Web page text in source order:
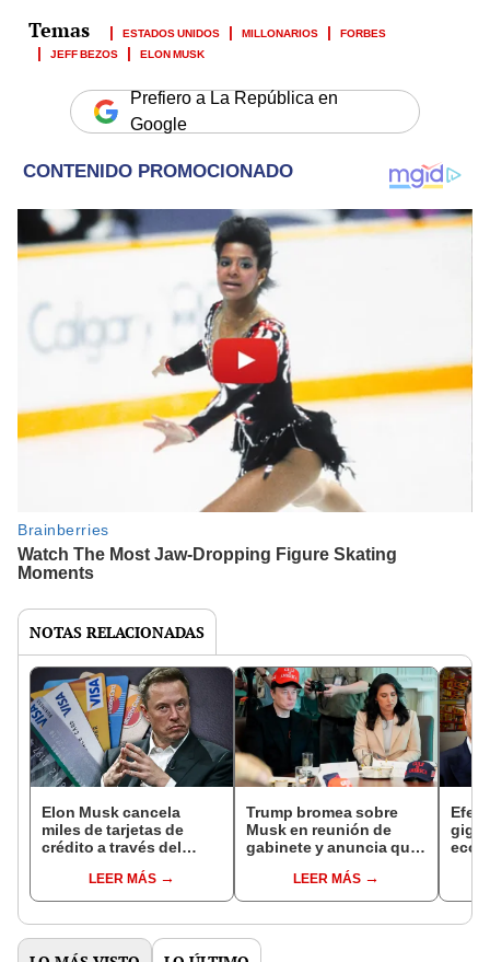
ESTADOS UNIDOS MILLONARIOS
FORBES
JEFF BEZOS
ELON MUSK
Prefiero a La República en
Google
NOTAS RELACIONADAS
Elon Musk cancela
miles de tarjetas de
crédito a través del
serían afectadas por
medida federal
LEER MÁS
Trump bromea sobre
Musk en reunión de
gabinete y anuncia que
gabinete: “Solo él
puede usar dos gorras y
LEER MÁS